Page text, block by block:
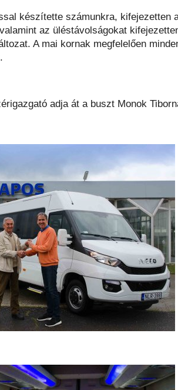
készítette számunkra, kifejezetten
az üléstávolságokat
A mai kornak megfelelően
adja át a buszt Monok